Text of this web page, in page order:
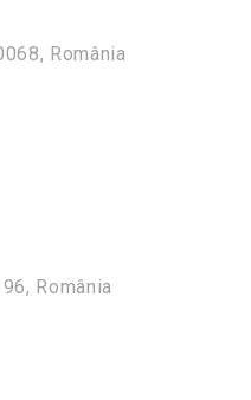
România
România